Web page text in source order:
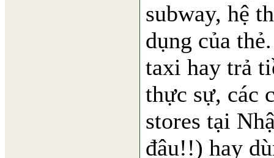
subway, hệ
dụng của
taxi hay trả
thực sự, các
stores tại
đâu!!) hay